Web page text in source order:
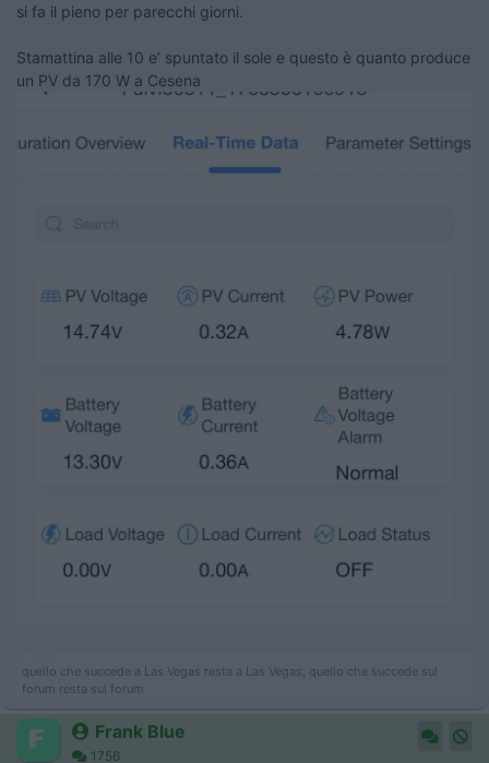
si fa il pieno per parecchi giorni.
Stamattina alle 10 e’ spuntato il sole e questo è quanto produce
un PV da 170 W a Cesena
quello che succede a Las Vegas resta a Las Vegas, quello che succede sul
forum resta sul forum
Frank Blue
1756